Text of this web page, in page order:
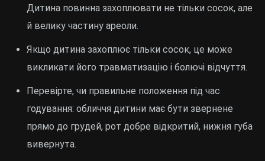
Дитина повинна захоплювати не тільки сосок, але
й велику частину ареоли.
Якщо дитина захоплює тільки сосок, це може
викликати його травматизацію і болючі відчуття.
Перевірте, чи правильне положення під час
годування: обличчя дитини має бути звернене
прямо до грудей, рот добре відкритий, нижня губа
вивернута.